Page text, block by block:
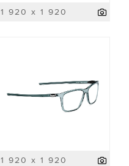
1 920 x 1 920
1 920 x 1 920